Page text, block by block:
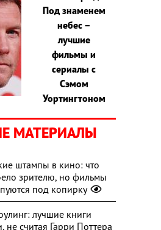
Под знаменем
небес –
лучшие
фильмы и
сериалы с
Сэмом
Уортингтоном
МАТЕРИАЛЫ
штампы в кино: что
зрителю, но фильмы
под копирку
лучшие книги
не считая Гарри Поттера